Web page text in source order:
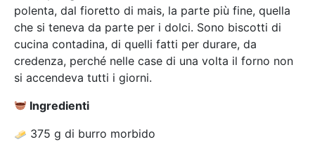
polenta, dal fioretto di mais, la parte più fine, quella
che si teneva da parte per i dolci. Sono biscotti di
cucina contadina, di quelli fatti per durare, da
credenza, perché nelle case di una volta il forno non
si accendeva tutti i giorni.
Ingredienti
375 g di burro morbido